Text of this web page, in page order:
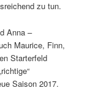
zu tun.
Anna –
Maurice, Finn,
Starterfeld
Saison 2017.